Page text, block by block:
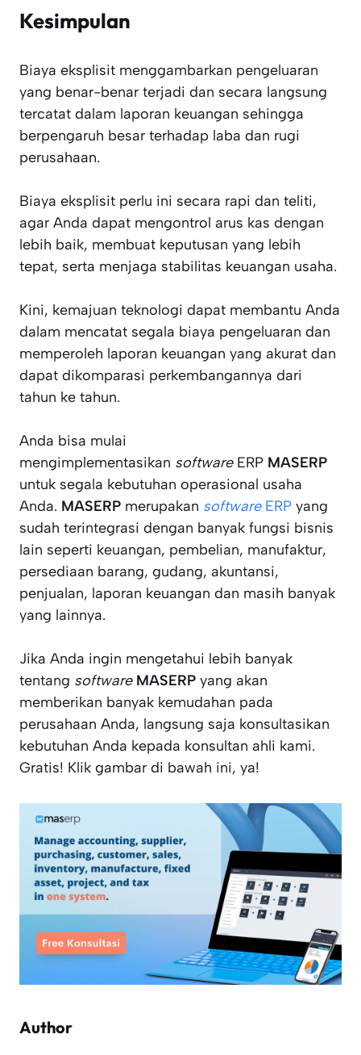
Kesimpulan
Biaya eksplisit menggambarkan pengeluaran
yang benar-benar terjadi dan secara langsung
tercatat dalam laporan keuangan sehingga
berpengaruh besar terhadap laba dan rugi
perusahaan.
Biaya eksplisit perlu ini secara rapi dan teliti,
agar Anda dapat mengontrol arus kas dengan
lebih baik, membuat keputusan yang lebih
tepat, serta menjaga stabilitas keuangan usaha.
Kini, kemajuan teknologi dapat membantu Anda
dalam mencatat segala biaya pengeluaran dan
memperoleh laporan keuangan yang akurat dan
dapat dikomparasi perkembangannya dari
tahun ke tahun.
Anda bisa mulai
mengimplementasikan softwareERP MASERP
untuk segala kebutuhan operasional usaha
Anda. MASERP merupakan softwareERP yang
sudah terintegrasi dengan banyak fungsi bisnis
lain seperti keuangan, pembelian, manufaktur,
persediaan barang, gudang, akuntansi,
penjualan, laporan keuangan dan masih banyak
yang lainnya.
Jika Anda ingin mengetahui lebih banyak
tentang software MASERP yang akan
memberikan banyak kemudahan pada
perusahaan Anda, langsung saja konsultasikan
kebutuhan Anda kepada konsultan ahli kami.
Gratis! Klik gambar di bawah ini, ya!
Author